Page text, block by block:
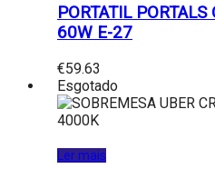
PORTATIL
60W E-27
€59.63
Esgotado
Ler mais